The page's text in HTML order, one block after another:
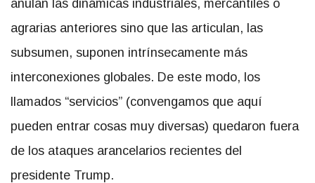
anulan las dinámicas industriales, mercantiles o
agrarias anteriores sino que las articulan, las
subsumen, suponen intrínsecamente más
interconexiones globales. De este modo, los
llamados “servicios” (convengamos que aquí
pueden entrar cosas muy diversas) quedaron fuera
de los ataques arancelarios recientes del
presidente Trump.